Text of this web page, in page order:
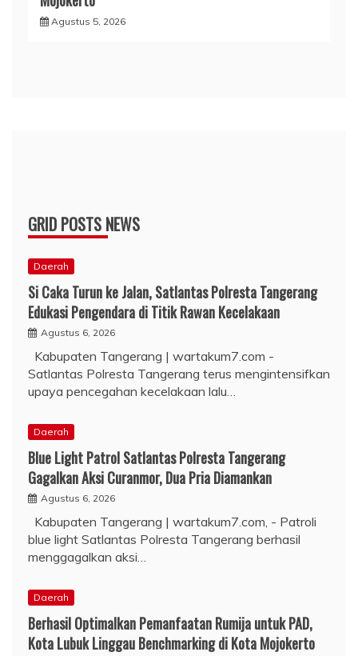
Agustus 5, 2026
GRID POSTS NEWS
Daerah
Si Caka Turun ke Jalan, Satlantas Polresta Tangerang
Edukasi Pengendara di Titik Rawan Kecelakaan
Agustus 6, 2026
Kabupaten Tangerang | wartakum7.com -
Satlantas Polresta Tangerang terus mengintensifkan
upaya pencegahan kecelakaan lalu…
Daerah
Blue Light Patrol Satlantas Polresta Tangerang
Gagalkan Aksi Curanmor, Dua Pria Diamankan
Agustus 6, 2026
Kabupaten Tangerang | wartakum7.com, - Patroli
blue light Satlantas Polresta Tangerang berhasil
menggagalkan aksi…
Daerah
Berhasil Optimalkan Pemanfaatan Rumija untuk PAD,
Kota Lubuk Linggau Benchmarking di Kota Mojokerto